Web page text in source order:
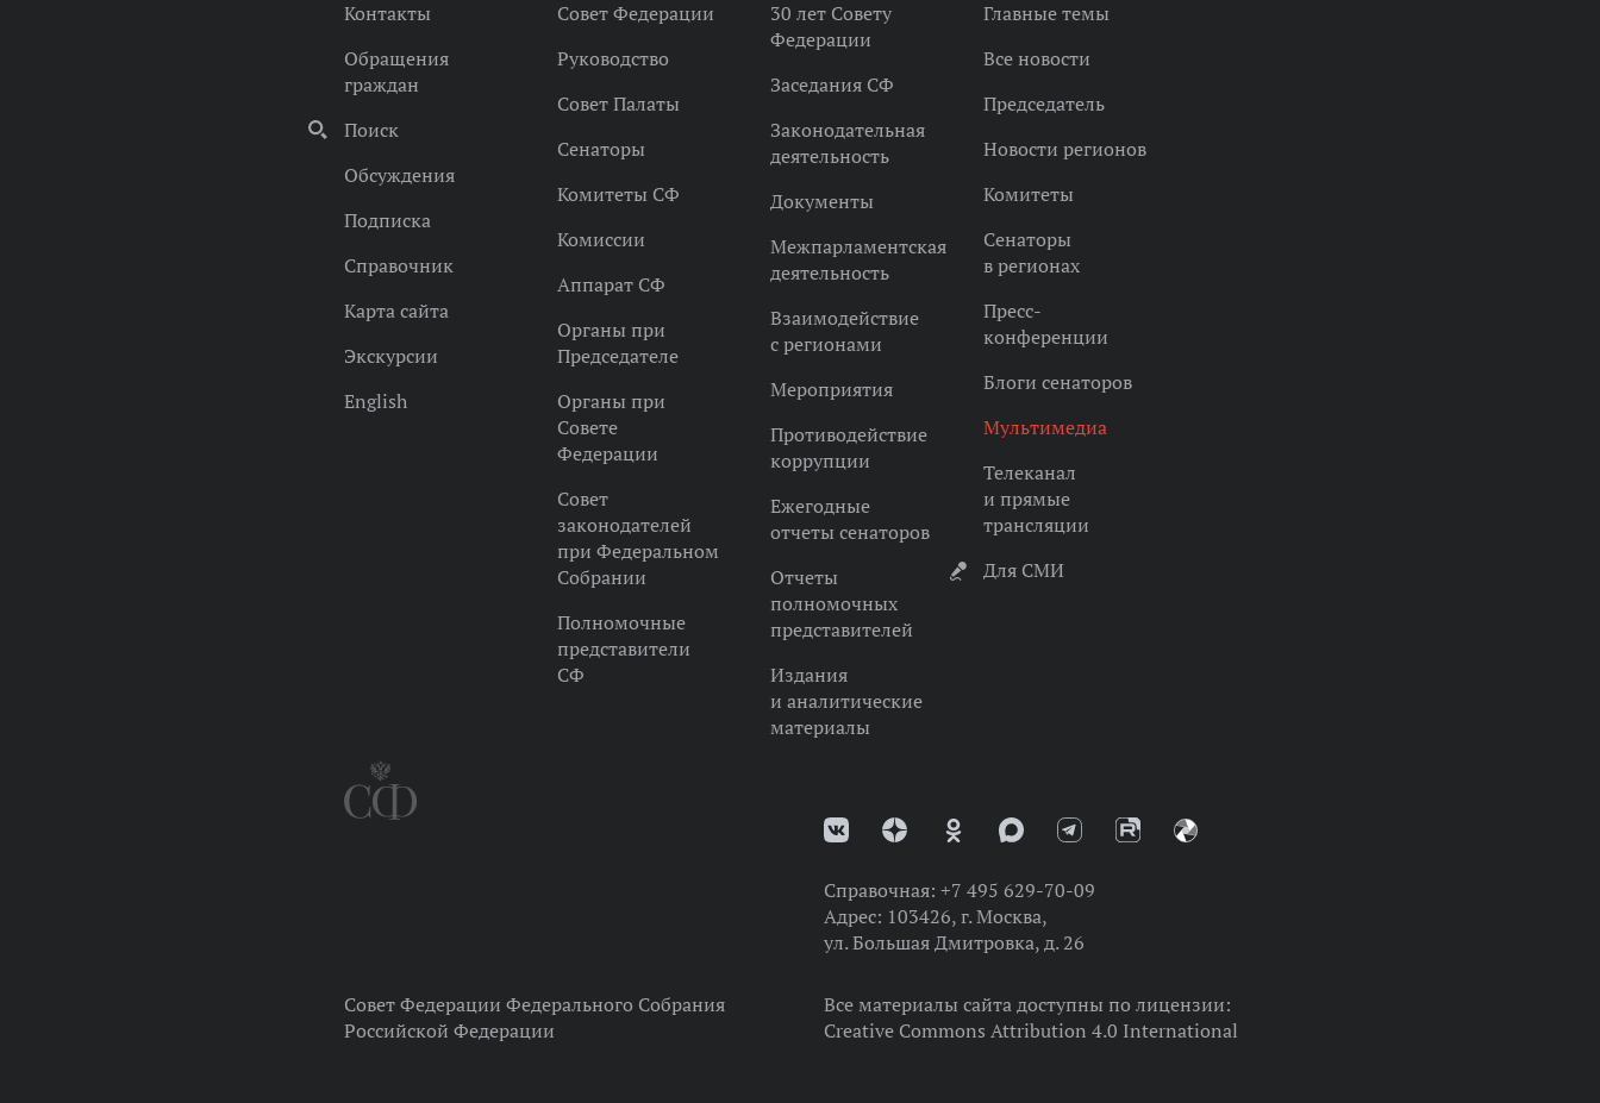
Контакты
Обращения
граждан
Поиск
Обсуждения
Подписка
Справочник
Карта сайта
Экскурсии
English
Совет Федерации
Руководство
Совет Палаты
Сенаторы
Комитеты СФ
Комиссии
Аппарат СФ
Органы при
Председателе
Органы при
Совете
Федерации
Совет
законодателей
при Федеральном
Собрании
Полномочные
представители
СФ
30 лет Совету
Федерации
Заседания СФ
Законодательная
деятельность
Документы
Межпарламентская
деятельность
Взаимодействие
с регионами
Мероприятия
Противодействие
коррупции
Ежегодные
отчеты сенаторов
Отчеты
полномочных
представителей
Издания
и аналитические
материалы
Главные темы
Все новости
Председатель
Новости регионов
Комитеты
Сенаторы
в регионах
Пресс-
конференции
Блоги сенаторов
Мультимедиа
Телеканал
и прямые
трансляции
Для СМИ
Справочная: +7 495 629-70-09
Адрес: 103426, г. Москва,
ул. Большая Дмитровка, д. 26
Совет Федерации Федерального Собрания
Российской Федерации
Все материалы сайта доступны по лицензии:
Creative Commons Attribution 4.0 International